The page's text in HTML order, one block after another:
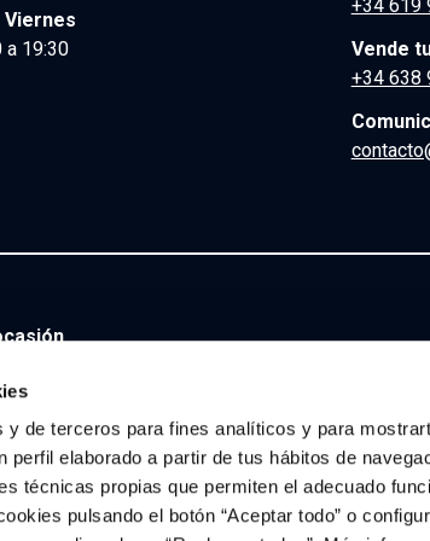
y de terceros para fines analíticos y para
perfil elaborado a partir de tus hábitos de
técnicas propias que permiten el adecuado
pulsando el botón “Aceptar todo” o
Viernes
a 19:30
+34 619
Vende
+34 638
6 Diésel de segunda mano y ocasión |Bmw